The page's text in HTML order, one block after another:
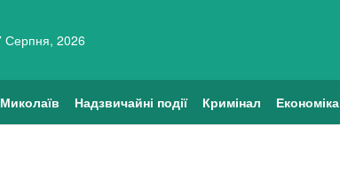
Серпня, 2026
Миколаїв Надзвичайні події Кримінал Економіка